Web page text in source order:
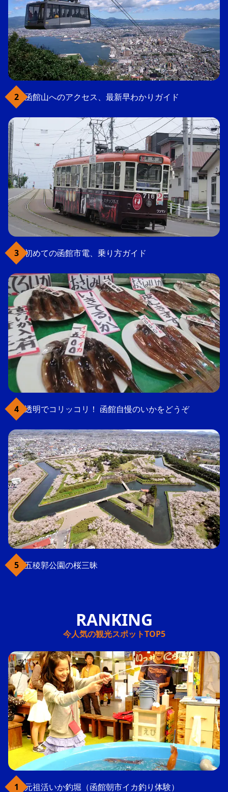
函館山へのアクセス、最新早わかりガイド
初めての函館市電、乗り方ガイド
透明でコリッコリ！ 函館自慢のいかをどうぞ
五稜郭公園の桜三昧
今人気の観光スポットTOP5
元祖活いか釣堀（函館朝市イカ釣り体験）